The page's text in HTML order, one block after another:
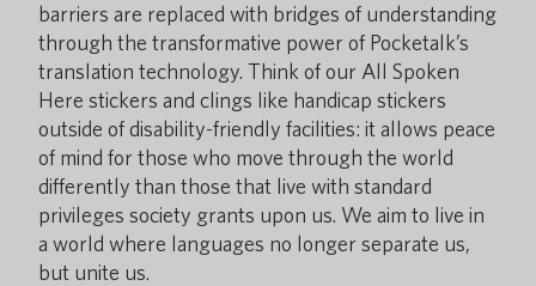
barriers are replaced with bridges of understanding
through the transformative power of Pocketalk’s
translation technology. Think of our All Spoken
Here stickers and clings like handicap stickers
outside of disability-friendly facilities: it allows peace
of mind for those who move through the world
differently than those that live with standard
privileges society grants upon us. We aim to live in
a world where languages no longer separate us,
but unite us.